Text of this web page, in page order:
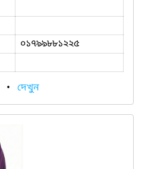
০১৭৯৯৮৮১২২৫
• দেখুন